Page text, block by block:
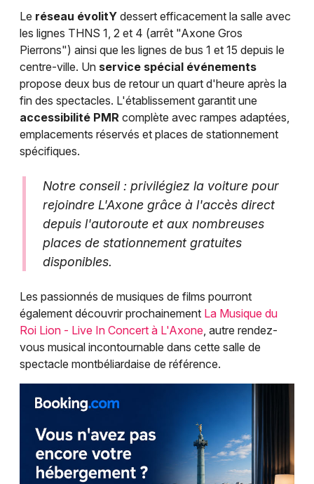
Le réseau évolitY dessert efficacement la salle avec
les lignes THNS 1, 2 et 4 (arrêt "Axone Gros
Pierrons") ainsi que les lignes de bus 1 et 15 depuis le
centre-ville. Un service spécial événements
propose deux bus de retour un quart d'heure après la
fin des spectacles. L'établissement garantit une
accessibilité PMR complète avec rampes adaptées,
emplacements réservés et places de stationnement
spécifiques.
Notre conseil : privilégiez la voiture pour
rejoindre L'Axone grâce à l'accès direct
depuis l'autoroute et aux nombreuses
places de stationnement gratuites
disponibles.
Les passionnés de musiques de films pourront
également découvrir prochainement La Musique du
Roi Lion - Live In Concert à L'Axone, autre rendez-
vous musical incontournable dans cette salle de
spectacle montbéliardaise de référence.